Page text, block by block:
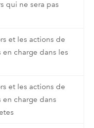
qui ne sera pas
et les actions de
charge dans les
et les actions de
en charge dans